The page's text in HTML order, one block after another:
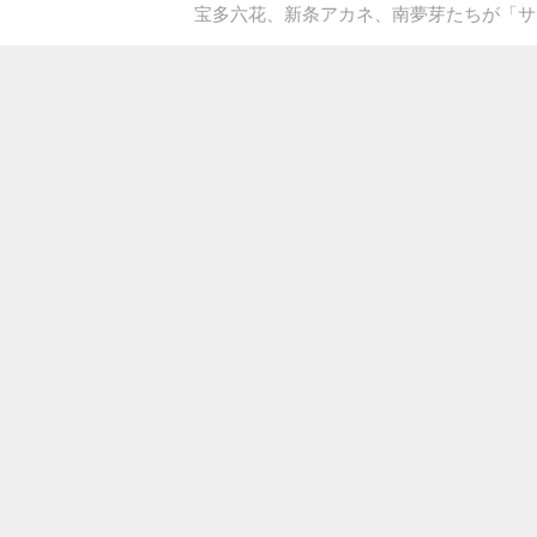
宝多六花、新条アカネ、南夢芽たちが「